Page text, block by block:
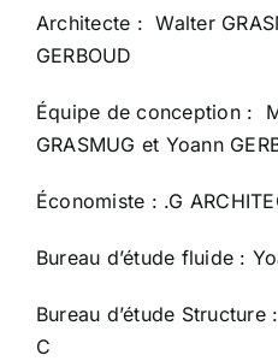
Architecte : Walter
GERBOUD
Équipe de conception :
GRASMUG et Yoann
Économiste : .G
Bureau d’étude fluide :
Bureau d’étude
C